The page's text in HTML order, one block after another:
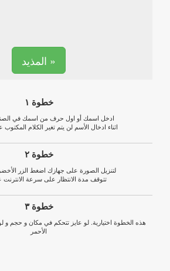
المذيد »
خطوة ١
ادخل اسمك أو اول حرف من اسمك في
اثناء ادخال الأسم لن يتم تغير الكلام
خطوة ٢
لتنزيل الصورة على جهازك اضغط الزر الأخضر
تتوقف مدة الانتظار على سرعة
خطوة ٣
هذه الخطوة اختيارية. لو عايز تتحكم في مكان و حجم و
الأحمر